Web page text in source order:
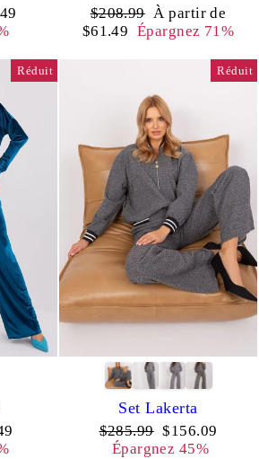
Prix
régulier
$208.99 Prix
réduit
À partir de
$61.49 Épargnez 71%
Réduit Réduit
Set Lakerta
Prix
régulier
$285.99 Prix
réduit
$156.09
Épargnez 45%